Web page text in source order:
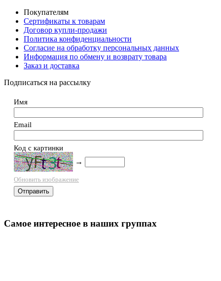
Покупателям
Сертификаты к товарам
Договор купли-продажи
Политика конфиденциальности
Согласие на обработку персональных данных
Информация по обмену и возврату товара
Заказ и доставка
Подписаться на рассылку
Имя
Email
Код с картинки
→
Обновить изображение
Самое интересное в наших группах